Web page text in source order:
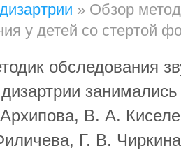
» Обзор
у детей со стертой
обследования
В. А.
Г. В.